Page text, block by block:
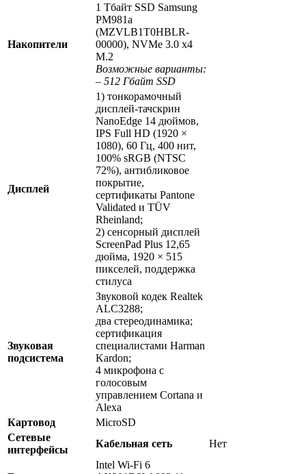
Накопители
1 Тбайт SSD Samsung
PM981a
(MZVLB1T0HBLR-
00000), NVMe 3.0 x4
M.2
Возможные варианты:
– 512 Гбайт SSD
Дисплей
1) тонкорамочный
дисплей-тачскрин
NanoEdge 14 дюймов,
IPS Full HD (1920 ×
1080), 60 Гц, 400 нит,
100% sRGB (NTSC
72%), антибликовое
покрытие,
сертификаты Pantone
Validated и TÜV
Rheinland;
2) сенсорный дисплей
ScreenPad Plus 12,65
дюйма, 1920 × 515
пикселей, поддержка
стилуса
Звуковая
подсистема
Звуковой кодек Realtek
ALC3288;
два стереодинамика;
сертификация
специалистами Harman
Kardon;
4 микрофона с
голосовым
управлением Cortana и
Alexa
Картовод
MicroSD
Сетевые
интерфейсы
Кабельная сеть Нет
Intel Wi-Fi 6